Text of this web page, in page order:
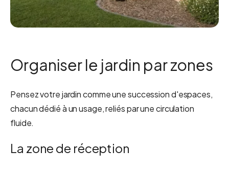
Organiser le jardin par zones
Pensez votre jardin comme une succession d'espaces,
chacun dédié à un usage, reliés par une circulation
fluide.
La zone de réception